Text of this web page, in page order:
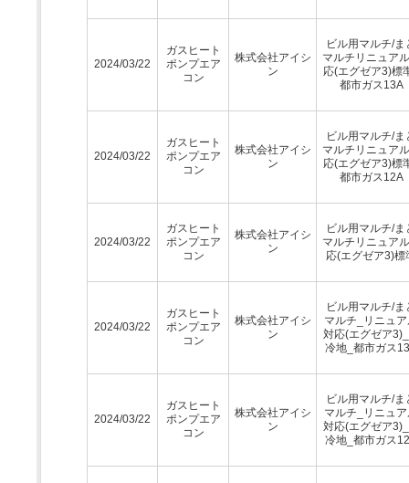
2024/03/22
ガスヒート
ポンプエア
コン
株式会社アイシ
ン
ビル用マルチ/ま
マルチリニュア
応(エグゼア3)標
都市ガス13A
2024/03/22
ガスヒート
ポンプエア
コン
株式会社アイシ
ン
ビル用マルチ/ま
マルチリニュア
応(エグゼア3)標
都市ガス12A
2024/03/22
ガスヒート
ポンプエア
コン
株式会社アイシ
ン
ビル用マルチ/ま
マルチリニュア
応(エグゼア3)標
2024/03/22
ガスヒート
ポンプエア
コン
株式会社アイシ
ン
ビル用マルチ/ま
マルチ_リニュ
対応(エグゼア
冷地_都市ガス
2024/03/22
ガスヒート
ポンプエア
コン
株式会社アイシ
ン
ビル用マルチ/ま
マルチ_リニュ
対応(エグゼア
冷地_都市ガス